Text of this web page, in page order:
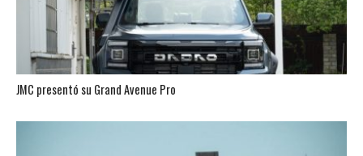
JMC presentó su Grand Avenue Pro